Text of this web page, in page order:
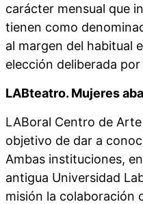
carácter mensual que
tienen como
al margen del habitual
elección deliberada
LABteatro. Mujeres
LABoral Centro de
objetivo de dar a
Ambas instituciones,
antigua Universidad
misión la colaboración